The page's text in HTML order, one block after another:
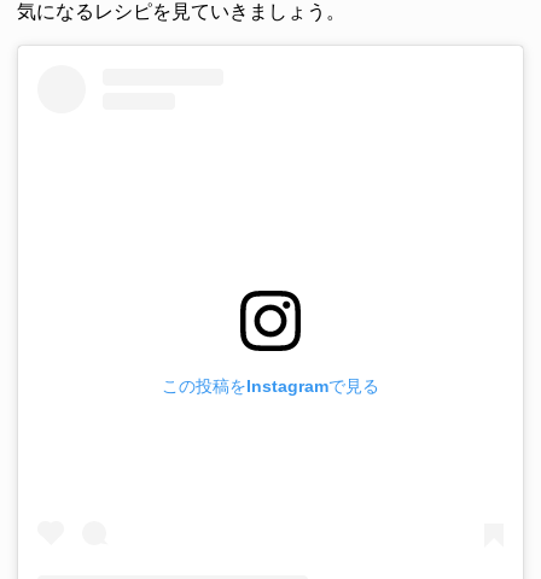
気になるレシピを見ていきましょう。
この投稿をInstagramで見る